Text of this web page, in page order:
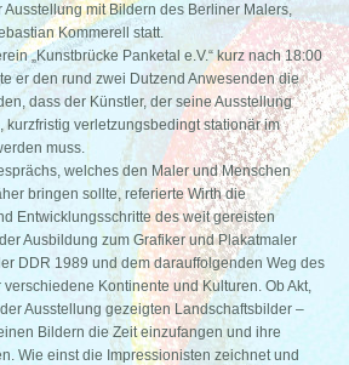
Ausstellung mit Bildern des Berliner Malers,
Kommerell statt.
„Kunstbrücke Panketal e.V.“ kurz nach 18:00
er den rund zwei Dutzend Anwesenden die
dass der Künstler, der seine Ausstellung
kurzfristig verletzungsbedingt stationär im
muss.
welches den Maler und Menschen
bringen sollte, referierte Wirth die
Entwicklungsschritte des weit gereisten
Ausbildung zum Grafiker und Plakatmaler
DDR 1989 und dem darauffolgenden Weg des
Kontinente und Kulturen. Ob Akt,
Ausstellung gezeigten Landschaftsbilder –
Bildern die Zeit einzufangen und ihre
Wie einst die Impressionisten zeichnet und